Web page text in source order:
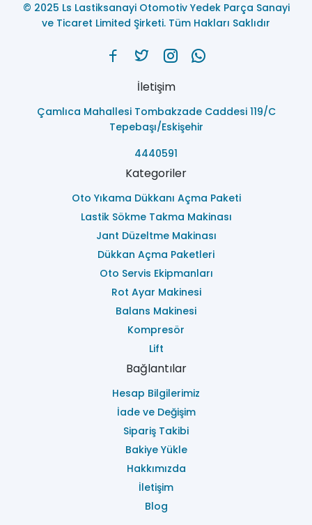
© 2025 Ls Lastiksanayi Otomotiv Yedek Parça Sanayi
ve Ticaret Limited Şirketi. Tüm Hakları Saklıdır
İletişim
Çamlıca Mahallesi Tombakzade Caddesi 119/C
Tepebaşı/Eskişehir
4440591
Kategoriler
Oto Yıkama Dükkanı Açma Paketi
Lastik Sökme Takma Makinası
Jant Düzeltme Makinası
Dükkan Açma Paketleri
Oto Servis Ekipmanları
Rot Ayar Makinesi
Balans Makinesi
Kompresör
Lift
Bağlantılar
Hesap Bilgilerimiz
İade ve Değişim
Sipariş Takibi
Bakiye Yükle
Hakkımızda
İletişim
Blog